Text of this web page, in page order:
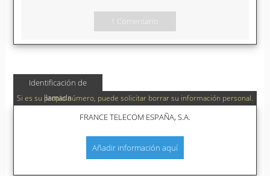
1 Comentario
Identificación de
llamada
Si es su propio número, puede solicitar borrar su información personal.
FRANCE TELECOM ESPAÑA, S.A.
Añadir información aquí